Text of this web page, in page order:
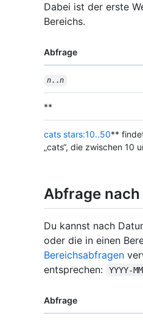
Dabei ist der erste
Bereichs.
Abfrage
n..n
**
cats stars:10..50**
„cats“, die zwischen 10
Abfrage
Du kannst nach
oder die in einen
Bereichsabfragen
entsprechen:
YYYY-
Abfrage